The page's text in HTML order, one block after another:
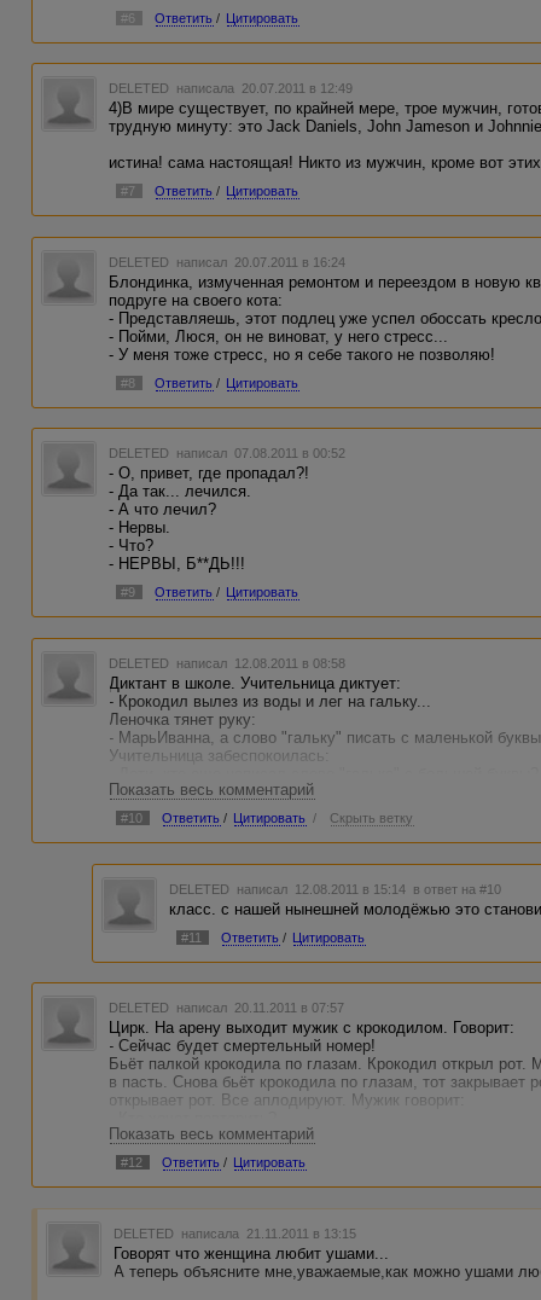
#6 Ответить / Цитировать
DELETED написала 20.07.2011 в 12:49
4)В мире существует, по крайней мере, трое мужчин,
трудную минуту: это Jack Daniels, John Jameson и
истина! сама настоящая! Никто из мужчин, кроме вот
#7 Ответить / Цитировать
DELETED написал 20.07.2011 в 16:24
Блондинка, измученная ремонтом и переездом в новую
подруге на своего кота:
- Представляешь, этот подлец уже успел обоссать
- Пойми, Люся, он не виноват, у него стресс...
- У меня тоже стресс, но я себе такого не позволяю!
#8 Ответить / Цитировать
DELETED написал 07.08.2011 в 00:52
- О, привет, где пропадал?!
- Да так... лечился.
- А что лечил?
- Нервы.
- Что?
- НЕРВЫ, Б**ДЬ!!!
#9 Ответить / Цитировать
DELETED написал 12.08.2011 в 08:58
Диктант в школе. Учительница диктует:
- Крокодил вылез из воды и лег на гальку...
Леночка тянет руку:
- МарьИванна, а слово "гальку" писать с маленькой
Учительница забеспокоилась:
Весь класс, кроме Вовочки, тянет руки.
МарьИванна в шоке:
- Вовочка, встань и объясни всем, почему "галька"
- Если она с крокодилом спит - я ее за человека не
Показать весь комментарий
#10 Ответить / Цитировать / Скрыть ветку
DELETED написал 12.08.2011 в 15:14 в ответ на #10
класс. с нашей нынешней молодёжью это
#11 Ответить / Цитировать
DELETED написал 20.11.2011 в 07:57
Цирк. На арену выходит мужик с крокодилом. Говорит:
- Сейчас будет смертельный номер!
Бьёт палкой крокодила по глазам. Крокодил открыл
в пасть. Снова бьёт крокодила по глазам, тот закрывает
открывает рот. Все аплодируют. Мужик говорит:
Девушка несмело поднимает руку и говорит:
- Можно я? Только Вы меня по глазам не бейте!!!
Пришел в ресторан японец, ни слова по-русски сказать
закажу то, что он закажет". Приходит руский и говорит:
на стол и сосисок за 15 копеек. Японец повторяет: - Эй,
под стол и соси за 15 копеек!
Гаишник на посту. Машин нет. И тут видит едет джип.
Показать весь комментарий
#12 Ответить / Цитировать
DELETED написала 21.11.2011 в 13:15
Говорят что женщина любит ушами...
А теперь объясните мне,уважаемые,как можно ушами